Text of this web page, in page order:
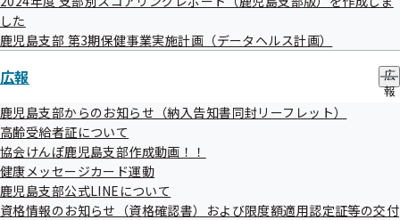
ー
した
鹿児島支部 第3期保健事業実施計画（データヘルス計画）
広報
広
報
ー
鹿児島支部からのお知らせ（納入告知書同封リーフレット）
高齢受給者証について
協会けんぽ鹿児島支部作成動画！！
健康メッセージカード運動
鹿児島支部公式LINEについて
資格情報のお知らせ（資格確認書）および限度額適用認定証等の交付
鹿児島支部公式LINEについて